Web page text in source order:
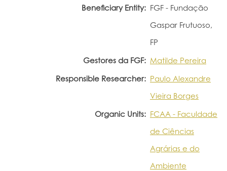
Beneficiary Entity: FGF - Fundação
Gaspar Frutuoso,
FP
Gestores da FGF: Matilde Pereira
Responsible Researcher: Paulo Alexandre
Vieira Borges
Organic Units: FCAA - Faculdade
de Ciências
Agrárias e do
Ambiente